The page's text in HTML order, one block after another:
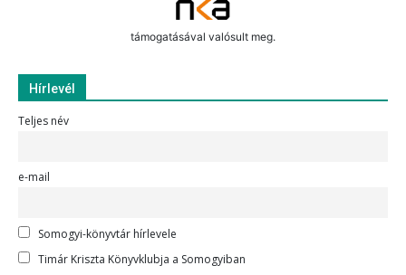
támogatásával valósult meg.
Hírlevél
Teljes név
e-mail
Somogyi-könyvtár hírlevele
Timár Kriszta Könyvklubja a Somogyiban